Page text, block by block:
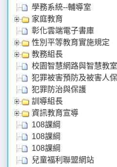
學務系統--輔導室
家庭教育
彰化雲端電子書庫
性別平等教育實施規定
教務組長
校園智慧網路與智慧教
犯罪被害預防及被害人
犯罪防治與保護
訓導組長
資訊教育宣導
108課綱
108課綱
108課綱
兒童福利聯盟網站